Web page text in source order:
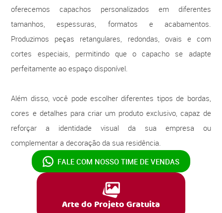
oferecemos capachos personalizados em diferentes
tamanhos, espessuras, formatos e acabamentos.
Produzimos peças retangulares, redondas, ovais e com
cortes especiais, permitindo que o capacho se adapte
perfeitamente ao espaço disponível.
Além disso, você pode escolher diferentes tipos de bordas,
cores e detalhes para criar um produto exclusivo, capaz de
reforçar a identidade visual da sua empresa ou
complementar a decoração da sua residência.
FALE COM NOSSO TIME DE VENDAS
Arte do Projeto Gratuita